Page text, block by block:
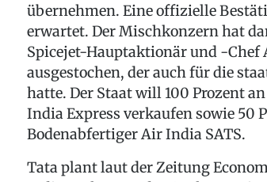
übernehmen. Eine offizielle
erwartet. Der Mischkonzern hat
Spicejet-Hauptaktionär und -Chef
ausgestochen, der auch für die
hatte. Der Staat will 100 Prozent
India Express verkaufen sowie 50
Bodenabfertiger Air India SATS.
Tata plant laut der Zeitung